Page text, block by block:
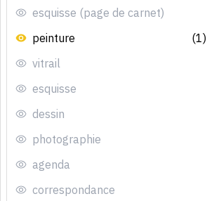
esquisse (page de carnet)
peinture
(1)
vitrail
esquisse
dessin
photographie
agenda
correspondance